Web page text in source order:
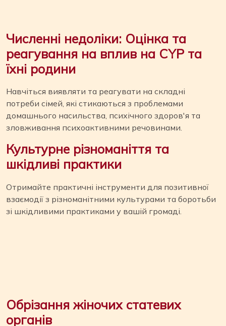
Численні недоліки: Оцінка та
реагування на вплив на CYP та
їхні родини
Навчіться виявляти та реагувати на складні
потреби сімей, які стикаються з проблемами
домашнього насильства, психічного здоров'я та
зловживання психоактивними речовинами.
Культурне різноманіття та
шкідливі практики
Отримайте практичні інструменти для позитивної
взаємодії з різноманітними культурами та боротьби
зі шкідливими практиками у вашій громаді.
Обрізання жіночих статевих
органів